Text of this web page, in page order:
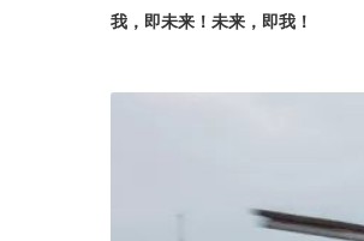
我，即未来！未来，即我！